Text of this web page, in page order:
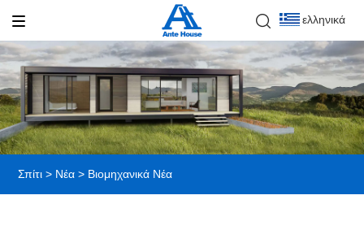
ελληνικά
Σπίτι > Νέα > Βιομηχανικά Νέα